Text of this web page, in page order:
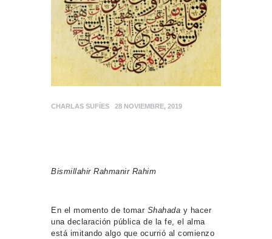
CHARLAS SUFÍES 28 NOVIEMBRE, 2019
Bismillahir Rahmanir Rahim
En el momento de tomar Shahada y hacer
una declaración pública de la fe, el alma
está imitando algo que ocurrió al comienzo